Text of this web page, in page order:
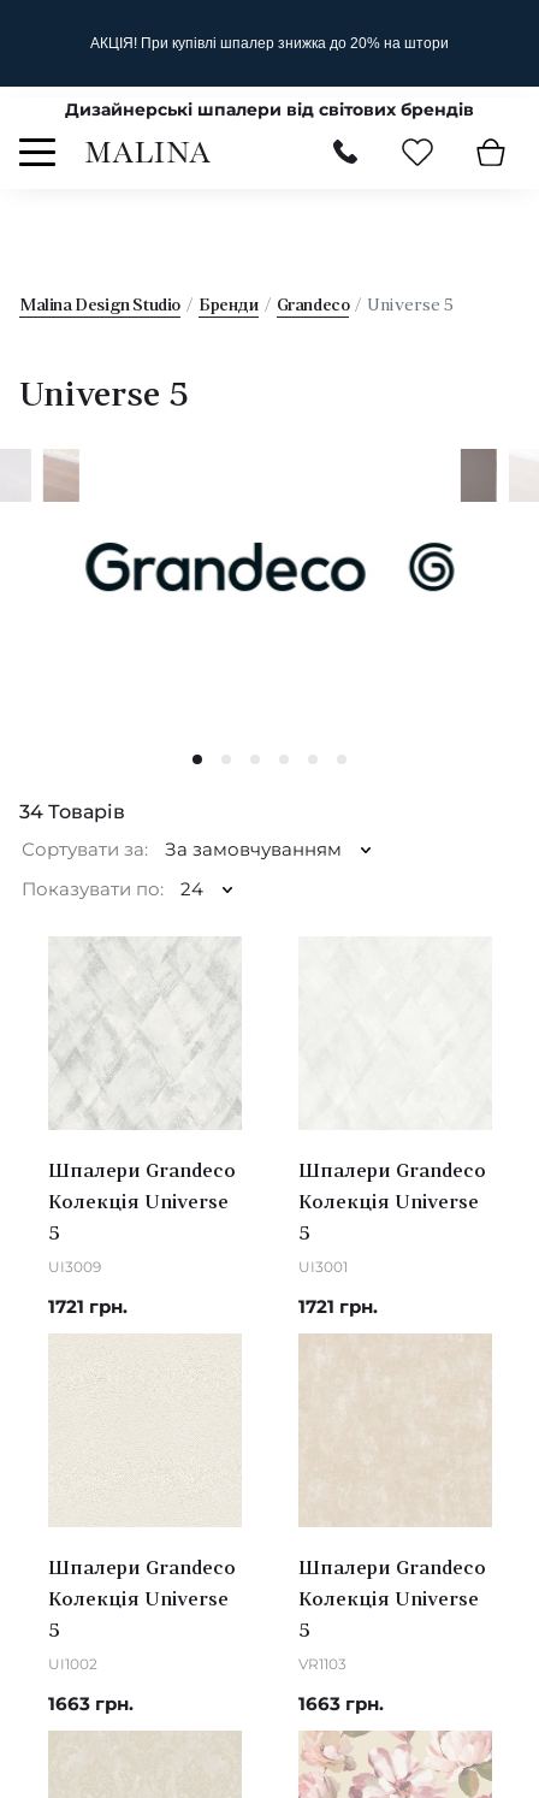
АКЦІЯ! При купівлі шпалер знижка до 20% на штори
Дизайнерські шпалери від світових брендів
Malina Design Studio Бренди Grandeco Universe 5
Universe 5
34 Товарів
Сортувати за:
За замовчуванням
Показувати по:
24
Шпалери Grandeco
Колекція Universe
5
UI3009
1721 грн.
Шпалери Grandeco
Колекція Universe
5
UI3001
1721 грн.
Шпалери Grandeco
Колекція Universe
5
UI1002
1663 грн.
Шпалери Grandeco
Колекція Universe
5
VR1103
1663 грн.